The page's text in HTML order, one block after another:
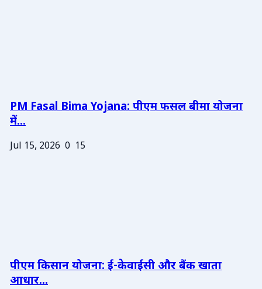
PM Fasal Bima Yojana: पीएम फसल बीमा योजना
में...
Jul 15, 2026 0 15
पीएम किसान योजना: ई-केवाईसी और बैंक खाता
आधार...